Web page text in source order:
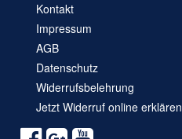
Kontakt
Impressum
AGB
Datenschutz
Widerrufsbelehrung
Jetzt Widerruf online erklären